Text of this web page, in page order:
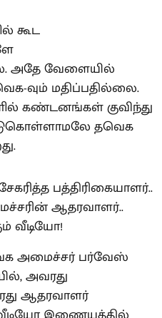
கூட
அதே வேளையில்
வும் மதிப்பதில்லை.
கண்டனங்கள் குவிந்து
தவெக
அமைச்சர் பர்வேஸ்
அவரது
ஆதரவாளர்